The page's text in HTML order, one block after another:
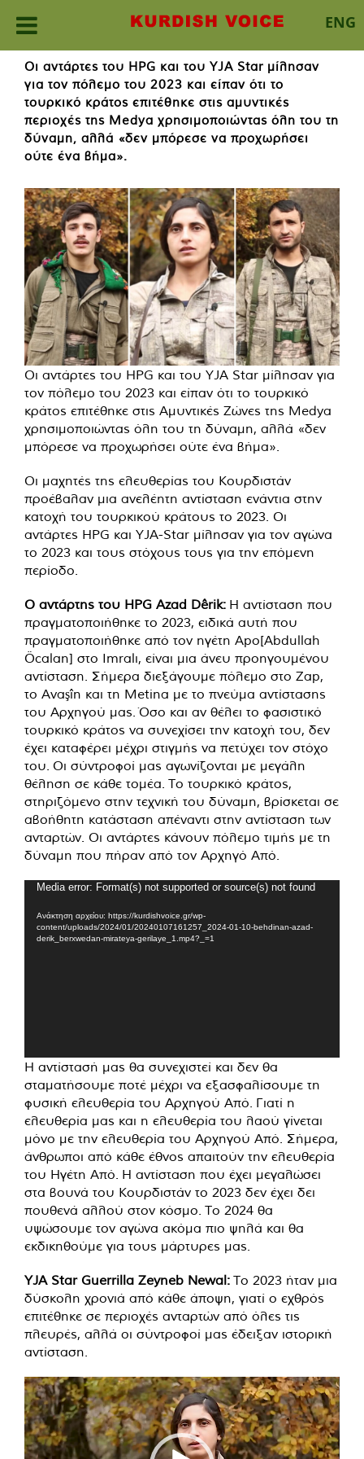
ENG
content
Οι αντάρτες του HPG και του YJA Star μίλησαν
για τον πόλεμο του 2023 και είπαν ότι το
τουρκικό κράτος επιτέθηκε στις αμυντικές
περιοχές της Medya χρησιμοποιώντας όλη του τη
δύναμη, αλλά «δεν μπόρεσε να προχωρήσει
ούτε ένα βήμα».
Οι αντάρτες του HPG και του YJA Star μίλησαν για
τον πόλεμο του 2023 και είπαν ότι το τουρκικό
κράτος επιτέθηκε στις Αμυντικές Ζώνες της Medya
χρησιμοποιώντας όλη του τη δύναμη, αλλά «δεν
μπόρεσε να προχωρήσει ούτε ένα βήμα».
Οι μαχητές της ελευθερίας του Κουρδιστάν
προέβαλαν μια ανελέητη αντίσταση ενάντια στην
κατοχή του τουρκικού κράτους το 2023. Οι
αντάρτες HPG και YJA-Star μίλησαν για τον αγώνα
το 2023 και τους στόχους τους για την επόμενη
περίοδο.
Ο αντάρτης του HPG Azad Dêrik: Η αντίσταση που
πραγματοποιήθηκε το 2023, ειδικά αυτή που
πραγματοποιήθηκε από τον ηγέτη Apo[Abdullah
Öcalan] στο Imralı, είναι μια άνευ προηγουμένου
αντίσταση. Σήμερα διεξάγουμε πόλεμο στο Zap,
το Avaşîn και τη Metina με το πνεύμα αντίστασης
του Αρχηγού μας. Όσο και αν θέλει το φασιστικό
τουρκικό κράτος να συνεχίσει την κατοχή του, δεν
έχει καταφέρει μέχρι στιγμής να πετύχει τον στόχο
του. Οι σύντροφοί μας αγωνίζονται με μεγάλη
θέληση σε κάθε τομέα. Το τουρκικό κράτος,
στηριζόμενο στην τεχνική του δύναμη, βρίσκεται σε
αβοήθητη κατάσταση απέναντι στην αντίσταση των
ανταρτών. Οι αντάρτες κάνουν πόλεμο τιμής με τη
δύναμη που πήραν από τον Αρχηγό Από.
Πρόγραμμα
Βίντεο
Media error: Format(s) not supported or source(s) not found
Ανάκτηση αρχείου: https://kurdishvoice.gr/wp-
content/uploads/2024/01/20240107161257_2024-01-10-behdinan-azad-
derik_berxwedan-mirateya-gerilaye_1.mp4?_=1
Η αντίστασή μας θα συνεχιστεί και δεν θα
σταματήσουμε ποτέ μέχρι να εξασφαλίσουμε τη
φυσική ελευθερία του Αρχηγού Από. Γιατί η
ελευθερία μας και η ελευθερία του λαού γίνεται
μόνο με την ελευθερία του Αρχηγού Από. Σήμερα,
άνθρωποι από κάθε έθνος απαιτούν την ελευθερία
του Ηγέτη Από. Η αντίσταση που έχει μεγαλώσει
στα βουνά του Κουρδιστάν το 2023 δεν έχει δει
πουθενά αλλού στον κόσμο. Το 2024 θα
υψώσουμε τον αγώνα ακόμα πιο ψηλά και θα
εκδικηθούμε για τους μάρτυρες μας.
YJA Star Guerrilla Zeyneb Newal: Το 2023 ήταν μια
δύσκολη χρονιά από κάθε άποψη, γιατί ο εχθρός
επιτέθηκε σε περιοχές ανταρτών από όλες τις
πλευρές, αλλά οι σύντροφοί μας έδειξαν ιστορική
αντίσταση.
Πρόγραμμα
Αναπαραγωγής
Βίντεο